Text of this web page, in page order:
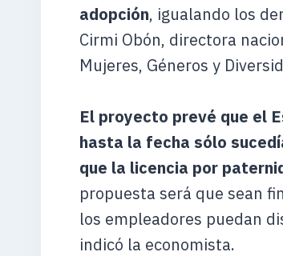
adopción, igualando los
Cirmi Obón, directora
Mujeres, Géneros y
El proyecto prevé que el
hasta la fecha sólo
que la licencia por
propuesta será que sean
los empleadores puedan
indicó la economista.